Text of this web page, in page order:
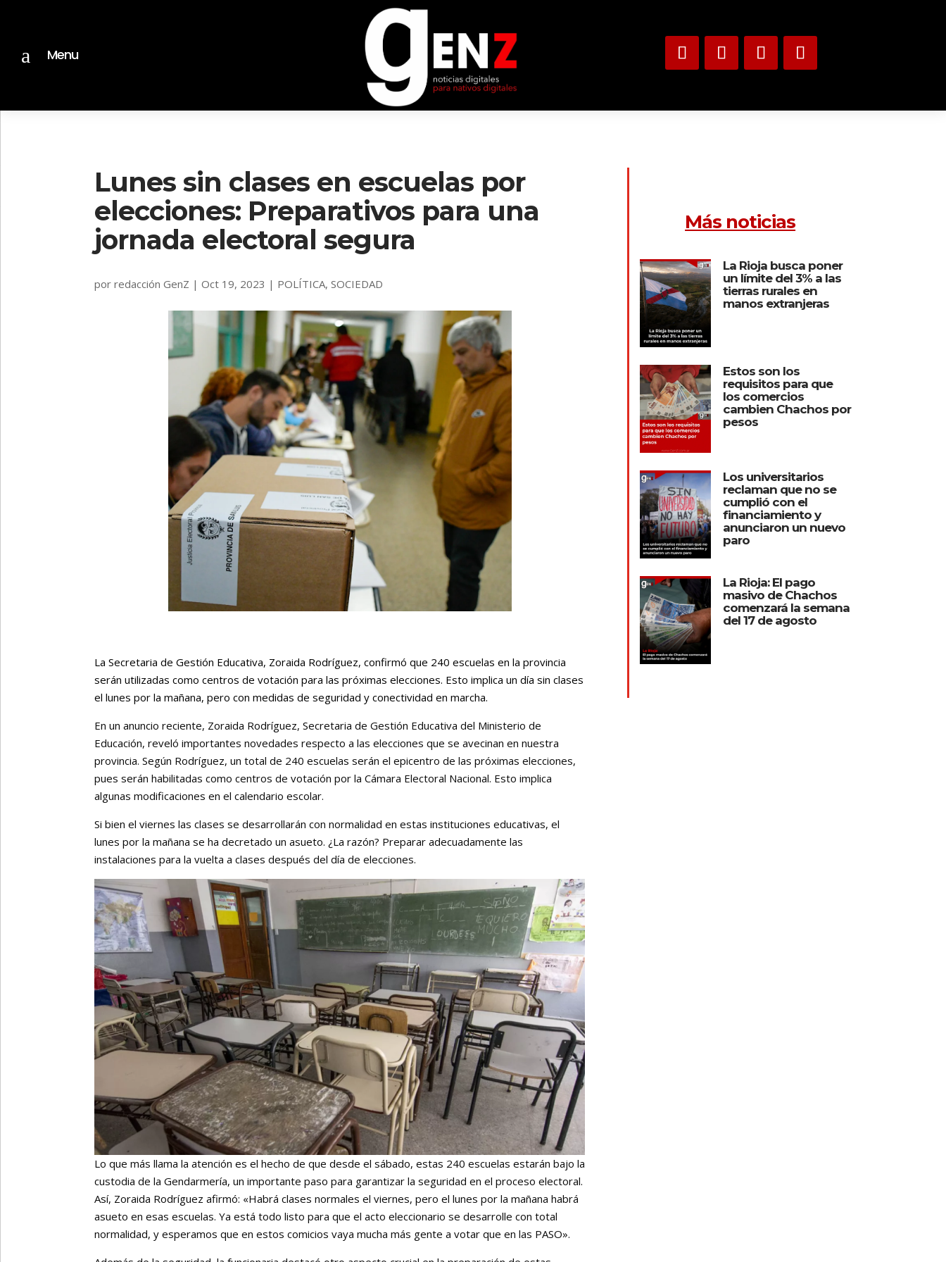
a Menu
Lunes sin clases en escuelas por
elecciones: Preparativos para una
jornada electoral segura
porredacción GenZ |Oct 19, 2023 | POLÍTICA,SOCIEDAD
La Secretaria de Gestión Educativa, Zoraida Rodríguez, confirmó que 240 escuelas en la provincia
serán utilizadas como centros de votación para las próximas elecciones. Esto implica un día sin clases
el lunes por la mañana, pero con medidas de seguridad y conectividad en marcha.
En un anuncio reciente, Zoraida Rodríguez, Secretaria de Gestión Educativa del Ministerio de
Educación, reveló importantes novedades respecto a las elecciones que se avecinan en nuestra
provincia. Según Rodríguez, un total de 240 escuelas serán el epicentro de las próximas elecciones,
pues serán habilitadas como centros de votación por la Cámara Electoral Nacional. Esto implica
algunas modificaciones en el calendario escolar.
Si bien el viernes las clases se desarrollarán con normalidad en estas instituciones educativas, el
lunes por la mañana se ha decretado un asueto. ¿La razón? Preparar adecuadamente las
instalaciones para la vuelta a clases después del día de elecciones.
Lo que más llama la atención es el hecho de que desde el sábado, estas 240 escuelas estarán bajo la
custodia de la Gendarmería, un importante paso para garantizar la seguridad en el proceso electoral.
Así, Zoraida Rodríguez afirmó: «Habrá clases normales el viernes, pero el lunes por la mañana habrá
asueto en esas escuelas. Ya está todo listo para que el acto eleccionario se desarrolle con total
normalidad, y esperamos que en estos comicios vaya mucha más gente a votar que en las PASO».
Más noticias
La Rioja busca poner
un límite del 3% a las
tierras rurales en
manos extranjeras
Estos son los
requisitos para que
los comercios
cambien Chachos por
pesos
Los universitarios
reclaman que no se
cumplió con el
financiamiento y
anunciaron un nuevo
paro
La Rioja: El pago
masivo de Chachos
comenzará la semana
del 17 de agosto